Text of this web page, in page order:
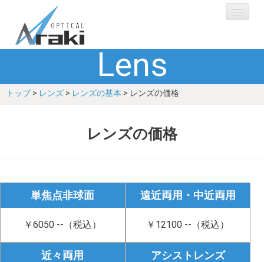
ブランド
Lens
トップ> レンズ > レンズの基本 > レンズの価格
レンズの価格
単焦点非球面
￥6050 --（税込）
遠近両用・中近両用
￥12100 --（税込）
近々両用 アシストレンズ